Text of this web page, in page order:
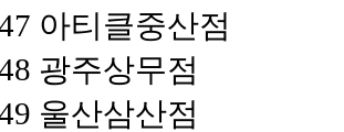
아티클중산점
광주상무점
울산삼산점